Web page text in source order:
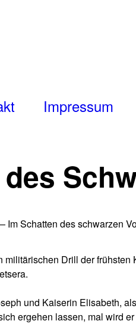
Impressum
Schatten des schwarzen
Drill der
und Kaiserin Elisabeth,
ergehen lassen, mal wird